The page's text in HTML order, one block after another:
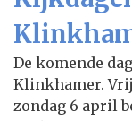
De komende
Klinkhamer.
zondag 6 april